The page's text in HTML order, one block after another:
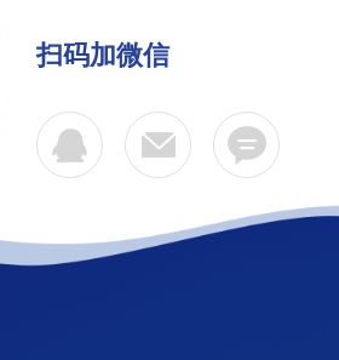
扫码加微信